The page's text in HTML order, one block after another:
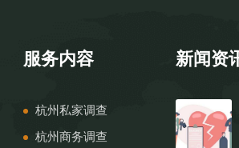
服务内容
杭州私家调查
杭州商务调查
新闻资